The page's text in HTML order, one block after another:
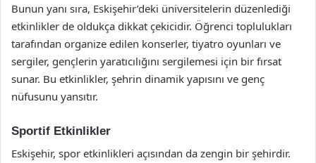
Bunun yanı sıra, Eskişehir’deki üniversitelerin düzenlediği
etkinlikler de oldukça dikkat çekicidir. Öğrenci toplulukları
tarafından organize edilen konserler, tiyatro oyunları ve
sergiler, gençlerin yaratıcılığını sergilemesi için bir fırsat
sunar. Bu etkinlikler, şehrin dinamik yapısını ve genç
nüfusunu yansıtır.
Sportif Etkinlikler
Eskişehir, spor etkinlikleri açısından da zengin bir şehirdir.